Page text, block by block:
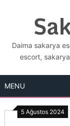
Daima sakarya
escort,
MENU
5 Ağustos 2024